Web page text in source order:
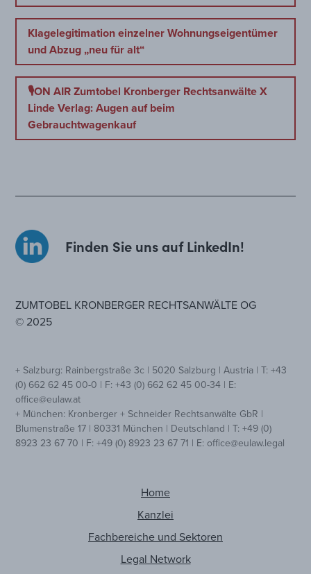
Klagelegitimation einzelner Wohnungseigentümer
und Abzug „neu für alt“
🎙️ON AIR Zumtobel Kronberger Rechtsanwälte X
Linde Verlag: Augen auf beim
Gebrauchtwagenkauf
Finden Sie uns auf LinkedIn!
ZUMTOBEL KRONBERGER RECHTSANWÄLTE OG
© 2025
+ Salzburg: Rainbergstraße 3c | 5020 Salzburg | Austria | T: +43
(0) 662 62 45 00-0 | F: +43 (0) 662 62 45 00-34 | E:
office@eulaw.at
+ München: Kronberger + Schneider Rechtsanwälte GbR |
Blumenstraße 17 | 80331 München | Deutschland | T: +49 (0)
8923 23 67 70 | F: +49 (0) 8923 23 67 71 | E: office@eulaw.legal
Home
Kanzlei
Fachbereiche und Sektoren
Legal Network